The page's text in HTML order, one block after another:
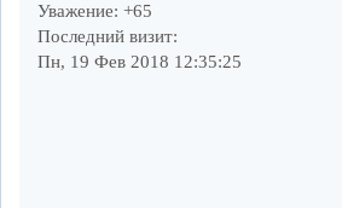
Уважение: +65
Последний визит:
Пн, 19 Фев 2018 12:35:25